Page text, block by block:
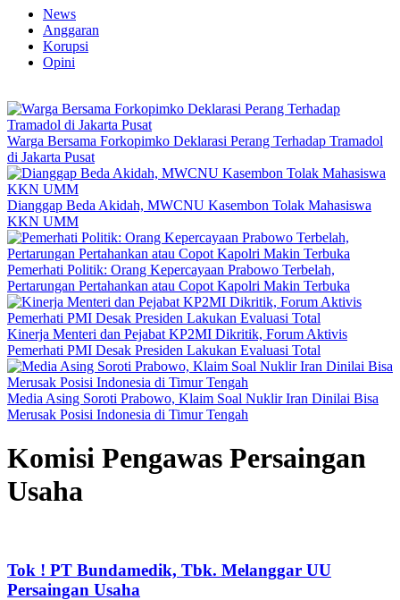
News
Anggaran
Korupsi
Opini
Warga Bersama Forkopimko Deklarasi Perang Terhadap Tramadol
di Jakarta Pusat
Dianggap Beda Akidah, MWCNU Kasembon Tolak Mahasiswa
KKN UMM
Pemerhati Politik: Orang Kepercayaan Prabowo Terbelah,
Pertarungan Pertahankan atau Copot Kapolri Makin Terbuka
Kinerja Menteri dan Pejabat KP2MI Dikritik, Forum Aktivis
Pemerhati PMI Desak Presiden Lakukan Evaluasi Total
Media Asing Soroti Prabowo, Klaim Soal Nuklir Iran Dinilai Bisa
Merusak Posisi Indonesia di Timur Tengah
Komisi Pengawas Persaingan
Usaha
Tok ! PT Bundamedik, Tbk. Melanggar UU
Persaingan Usaha